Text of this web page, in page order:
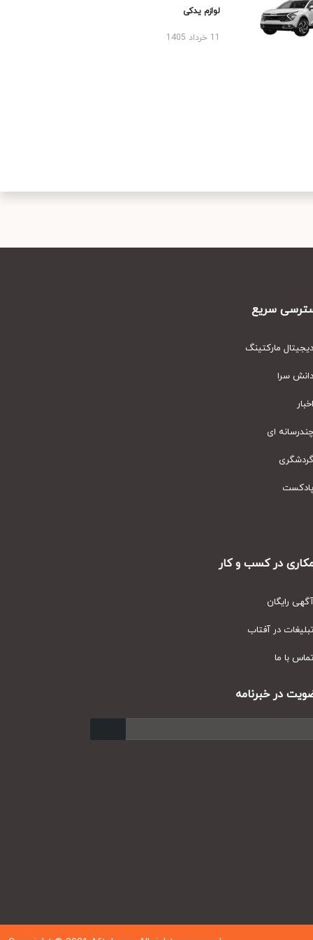
لوازم یدکی
سریع
مارکتینگ
سرا
ای
در کسب و کار
رایگان
در آفتاب
با ما
در خبرنامه